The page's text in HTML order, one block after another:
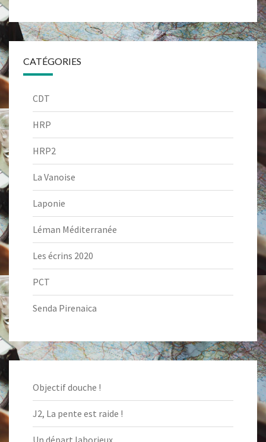
CATÉGORIES
CDT
HRP
HRP2
La Vanoise
Laponie
Léman Méditerranée
Les écrins 2020
PCT
Senda Pirenaica
Objectif douche !
J2, La pente est raide !